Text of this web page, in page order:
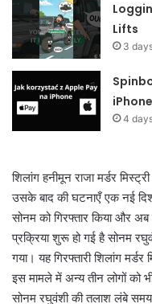
Lifts
3
iPhone
4
शिलांग हनीमून राजा मर्डर
उसके बाद की घटनाएँ एक नई
सोनम को गिरफ्तार किया और
प्रक्रिया शुरू हो गई है सोनम
गया। यह गिरफ्तारी शिलांग
इस मामले में अन्य तीन लोगों को
सोनम रघुवंशी की तलाश लंबे